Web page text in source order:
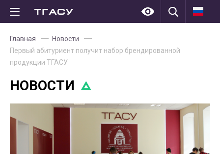
Главная
Новости
Первый абитуриент получит набор брендированной
продукции ТГАСУ
НОВОСТИ